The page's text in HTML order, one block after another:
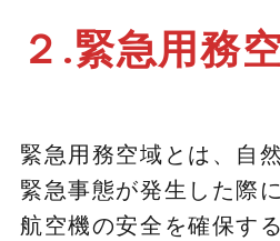
２.緊急用務
緊急用務空域とは、自
緊急事態が発生した際
航空機の安全を確保す